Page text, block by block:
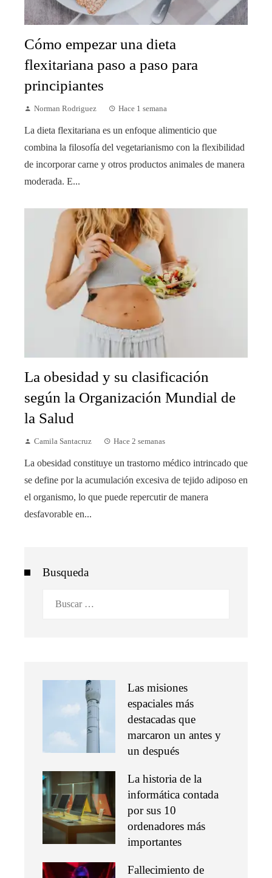
Cómo empezar una dieta
flexitariana paso a paso para
principiantes
Norman Rodriguez Hace 1 semana
La dieta flexitariana es un enfoque alimenticio que
combina la filosofía del vegetarianismo con la flexibilidad
de incorporar carne y otros productos animales de manera
moderada. E...
La obesidad y su clasificación
según la Organización Mundial de
la Salud
Camila Santacruz Hace 2 semanas
La obesidad constituye un trastorno médico intrincado que
se define por la acumulación excesiva de tejido adiposo en
el organismo, lo que puede repercutir de manera
desfavorable en...
Busqueda
Las misiones
espaciales más
destacadas que
marcaron un antes y
un después
La historia de la
informática contada
por sus 10
ordenadores más
importantes
Fallecimiento de